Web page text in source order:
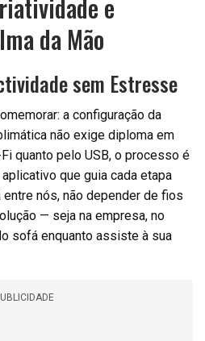
e
da Mão
sem Estresse
a configuração da
não exige diploma em
quanto pelo USB, o processo é
que guia cada etapa
entre nós, não depender de fios
— seja na empresa, no
sofá enquanto assiste à sua